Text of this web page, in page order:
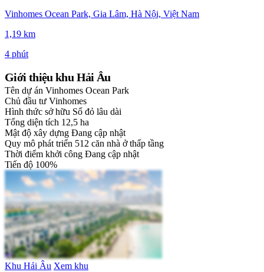
Vinhomes Ocean Park, Gia Lâm, Hà Nội, Việt Nam
1,19 km
4 phút
Giới thiệu khu Hải Âu
Tên dự án Vinhomes Ocean Park
Chủ đầu tư Vinhomes
Hình thức sở hữu Sổ đỏ lâu dài
Tổng diện tích 12,5 ha
Mật độ xây dựng Đang cập nhật
Quy mô phát triển 512 căn nhà ở thấp tầng
Thời điểm khởi công Đang cập nhật
Tiến độ 100%
Khu Hải Âu Xem khu